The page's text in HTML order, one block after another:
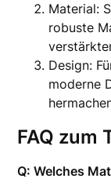
Material:
robuste
Design:
moderne
FAQ zum
Q: Welches